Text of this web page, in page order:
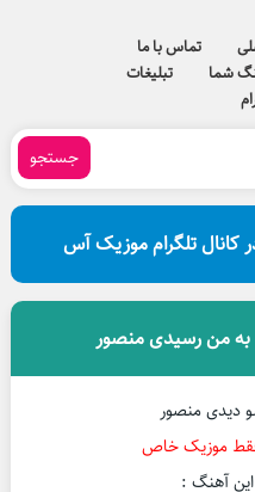
تماس با ما
شما
تبلیغات
جستجو
کانال تلگرام موزیک آس
به من رسیدی منصور
دیدی منصور
موزیک خاص
آهنگ :